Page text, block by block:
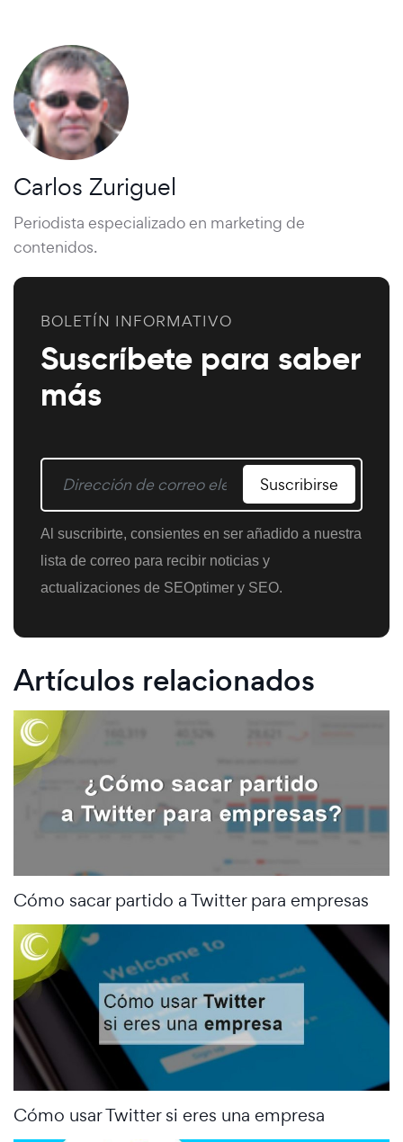
Carlos Zuriguel
Periodista especializado en marketing de
contenidos.
BOLETÍN INFORMATIVO
Suscríbete para saber
más
Suscribirse
Al suscribirte, consientes en ser añadido a nuestra
lista de correo para recibir noticias y
actualizaciones de SEOptimer y SEO.
Artículos relacionados
Cómo sacar partido a Twitter para empresas
Cómo usar Twitter si eres una empresa